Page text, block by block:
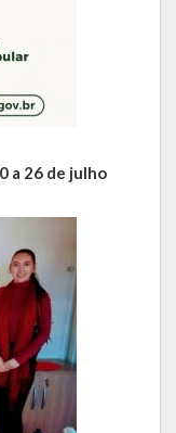
a 26 de julho